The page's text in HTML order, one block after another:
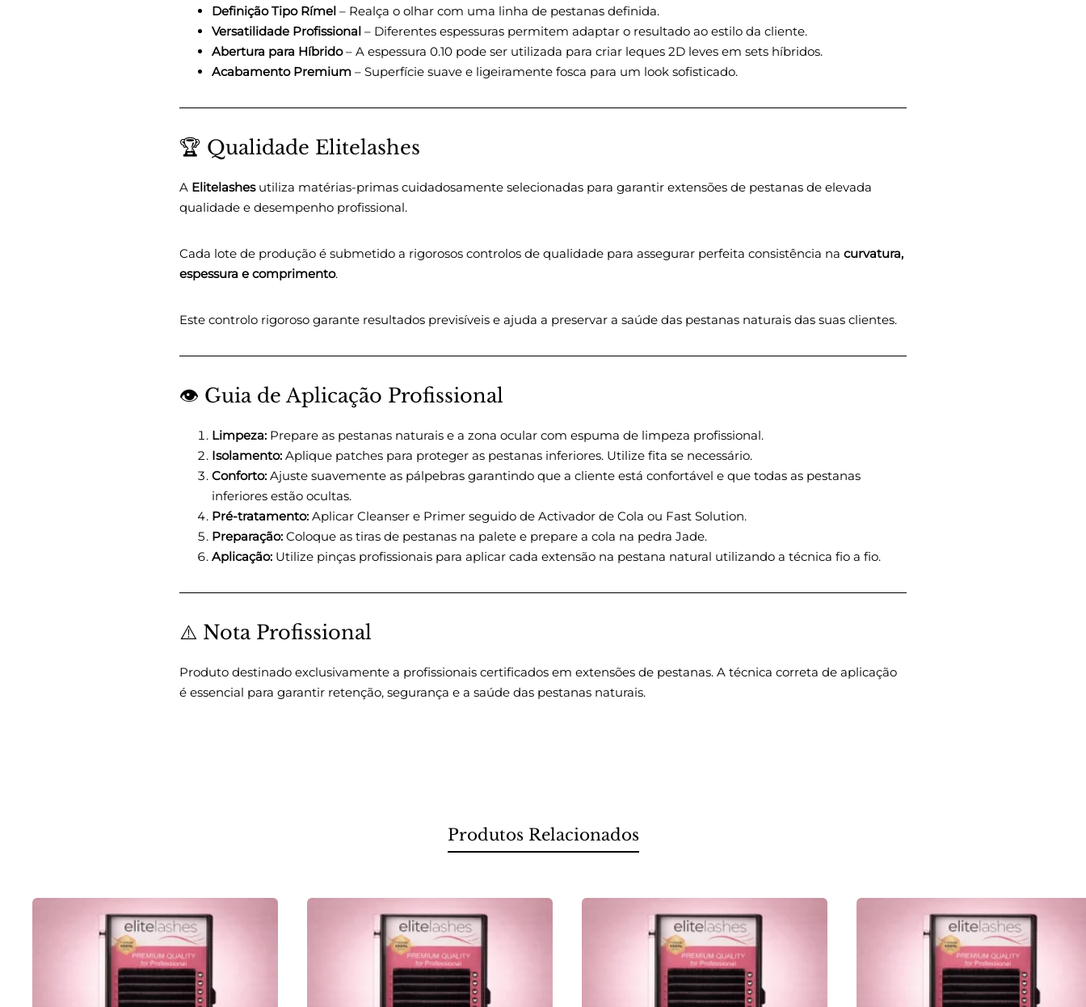
Definição Tipo Rímel – Realça o olhar com uma linha de pestanas definida.
Versatilidade Profissional – Diferentes espessuras permitem adaptar o resultado ao estilo da cliente.
Abertura para Híbrido– A espessura 0.10 pode ser utilizada para criar leques 2D leves em sets híbridos.
Acabamento Premium – Superfície suave e ligeiramente fosca para um look sofisticado.
🏆 Qualidade Elitelashes
A Elitelashesutiliza matérias-primas cuidadosamente selecionadas para garantir extensões de pestanas de elevada
qualidade e desempenho profissional.
Cada lote de produção é submetido a rigorosos controlos de qualidade para assegurar perfeita consistência na curvatura,
espessura e comprimento.
Este controlo rigoroso garante resultados previsíveis e ajuda a preservar a saúde das pestanas naturais das suas clientes.
👁️ Guia de Aplicação Profissional
Limpeza: Prepare as pestanas naturais e a zona ocular com espuma de limpeza profissional.
Isolamento: Aplique patches para proteger as pestanas inferiores. Utilize fita se necessário.
Conforto: Ajuste suavemente as pálpebras garantindo que a cliente está confortável e que todas as pestanas
inferiores estão ocultas.
Pré-tratamento: Aplicar Cleanser e Primer seguido de Activador de Cola ou Fast Solution.
Preparação: Coloque as tiras de pestanas na palete e prepare a cola na pedra Jade.
Aplicação: Utilize pinças profissionais para aplicar cada extensão na pestana natural utilizando a técnica fio a fio.
⚠️ Nota Profissional
Produto destinado exclusivamente a profissionais certificados em extensões de pestanas. A técnica correta de aplicação
é essencial para garantir retenção, segurança e a saúde das pestanas naturais.
Produtos Relacionados